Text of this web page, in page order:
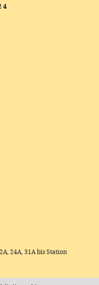
4
24A, 31A bis Station